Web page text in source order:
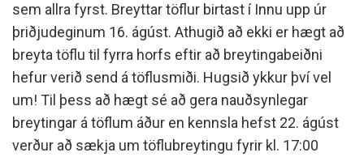
sem allra fyrst. Breyttar töflur birtast í Innu upp úr
þriðjudeginum 16. ágúst. Athugið að ekki er hægt að
breyta töflu til fyrra horfs eftir að breytingabeiðni
hefur verið send á töflusmiði. Hugsið ykkur því vel
um! Til þess að hægt sé að gera nauðsynlegar
breytingar á töflum áður en kennsla hefst 22. ágúst
verður að sækja um töflubreytingu fyrir kl. 17:00